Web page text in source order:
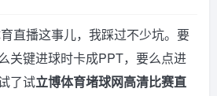
直播这事儿，我踩过不少坑。要
关键进球时卡成PPT，要么点进
了试立博体育堵球网高清比赛直